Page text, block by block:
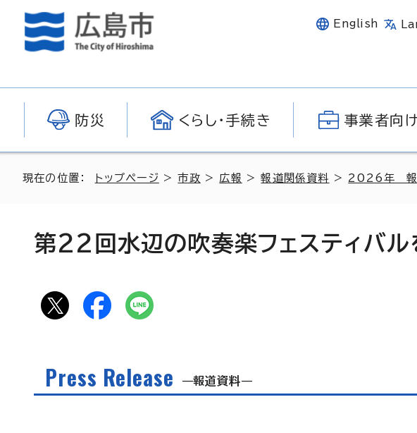
English
防災 くらし・手続き 事業者向
現在の位置： トップページ >市政 > 広報 >報道関係資料 > 2026年 報
第22回水辺の吹奏楽フェスティバル
Press Release 報道資料